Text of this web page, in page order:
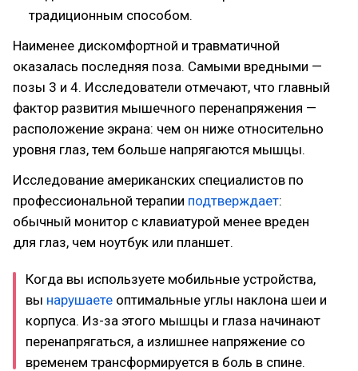
традиционным способом.
Наименее дискомфортной и травматичной
оказалась последняя поза. Самыми вредными —
позы 3 и 4. Исследователи отмечают, что главный
фактор развития мышечного перенапряжения —
расположение экрана: чем он ниже относительно
уровня глаз, тем больше напрягаются мышцы.
Исследование американских специалистов по
профессиональной терапии подтверждает:
обычный монитор с клавиатурой менее вреден
для глаз, чем ноутбук или планшет.
Когда вы используете мобильные устройства,
вы нарушаете оптимальные углы наклона шеи и
корпуса. Из-за этого мышцы и глаза начинают
перенапрягаться, а излишнее напряжение со
временем трансформируется в боль в спине.